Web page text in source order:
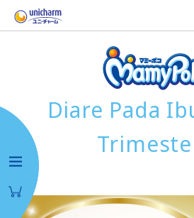
Diare Pada